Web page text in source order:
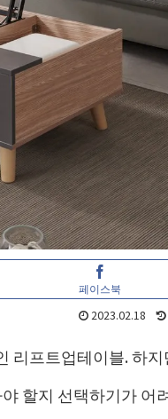
페이스북
2023.02.18
리프트업테이블. 하지
할지 선택하기가 어